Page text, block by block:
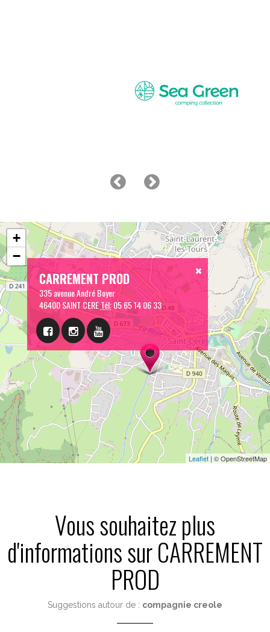
CARREMENT PROD
335 avenue André Boyer
46400 SAINT CERETél:05 65 14 06 33
+
−
Leaflet | © OpenStreetMap
Vous souhaitez plus
d'informations sur CARREMENT
PROD
Suggestions autour de : compagnie creole